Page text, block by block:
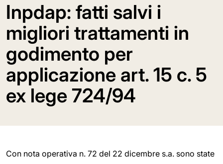
Inpdap: fatti salvi i
migliori trattamenti in
godimento per
applicazione art. 15 c. 5
ex lege 724/94
Con nota operativa n. 72 del 22 dicembre s.a. sono state